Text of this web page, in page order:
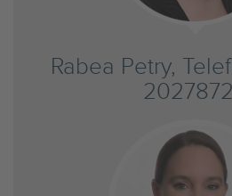
Rabea Petry,